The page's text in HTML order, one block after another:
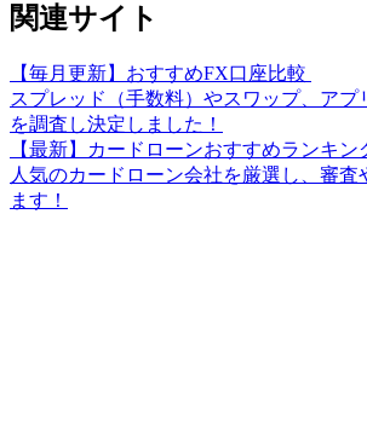
関連サイト
【毎月更新】おすすめFX口座比較
スプレッド（手数料）やスワップ、アプ
を調査し決定しました！
【最新】カードローンおすすめランキン
人気のカードローン会社を厳選し、審査
ます！